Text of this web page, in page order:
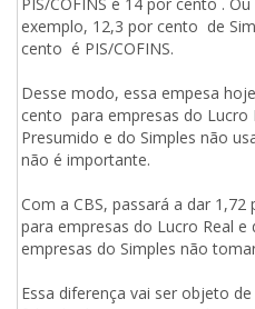
exemplo, 12,3 por cento de
cento é PIS/COFINS.
Desse modo, essa empesa
cento para empresas do Lucro
Presumido e do Simples não
não é importante.
Com a CBS, passará a dar
para empresas do Lucro Real e
empresas do Simples não
Essa diferença vai ser objeto